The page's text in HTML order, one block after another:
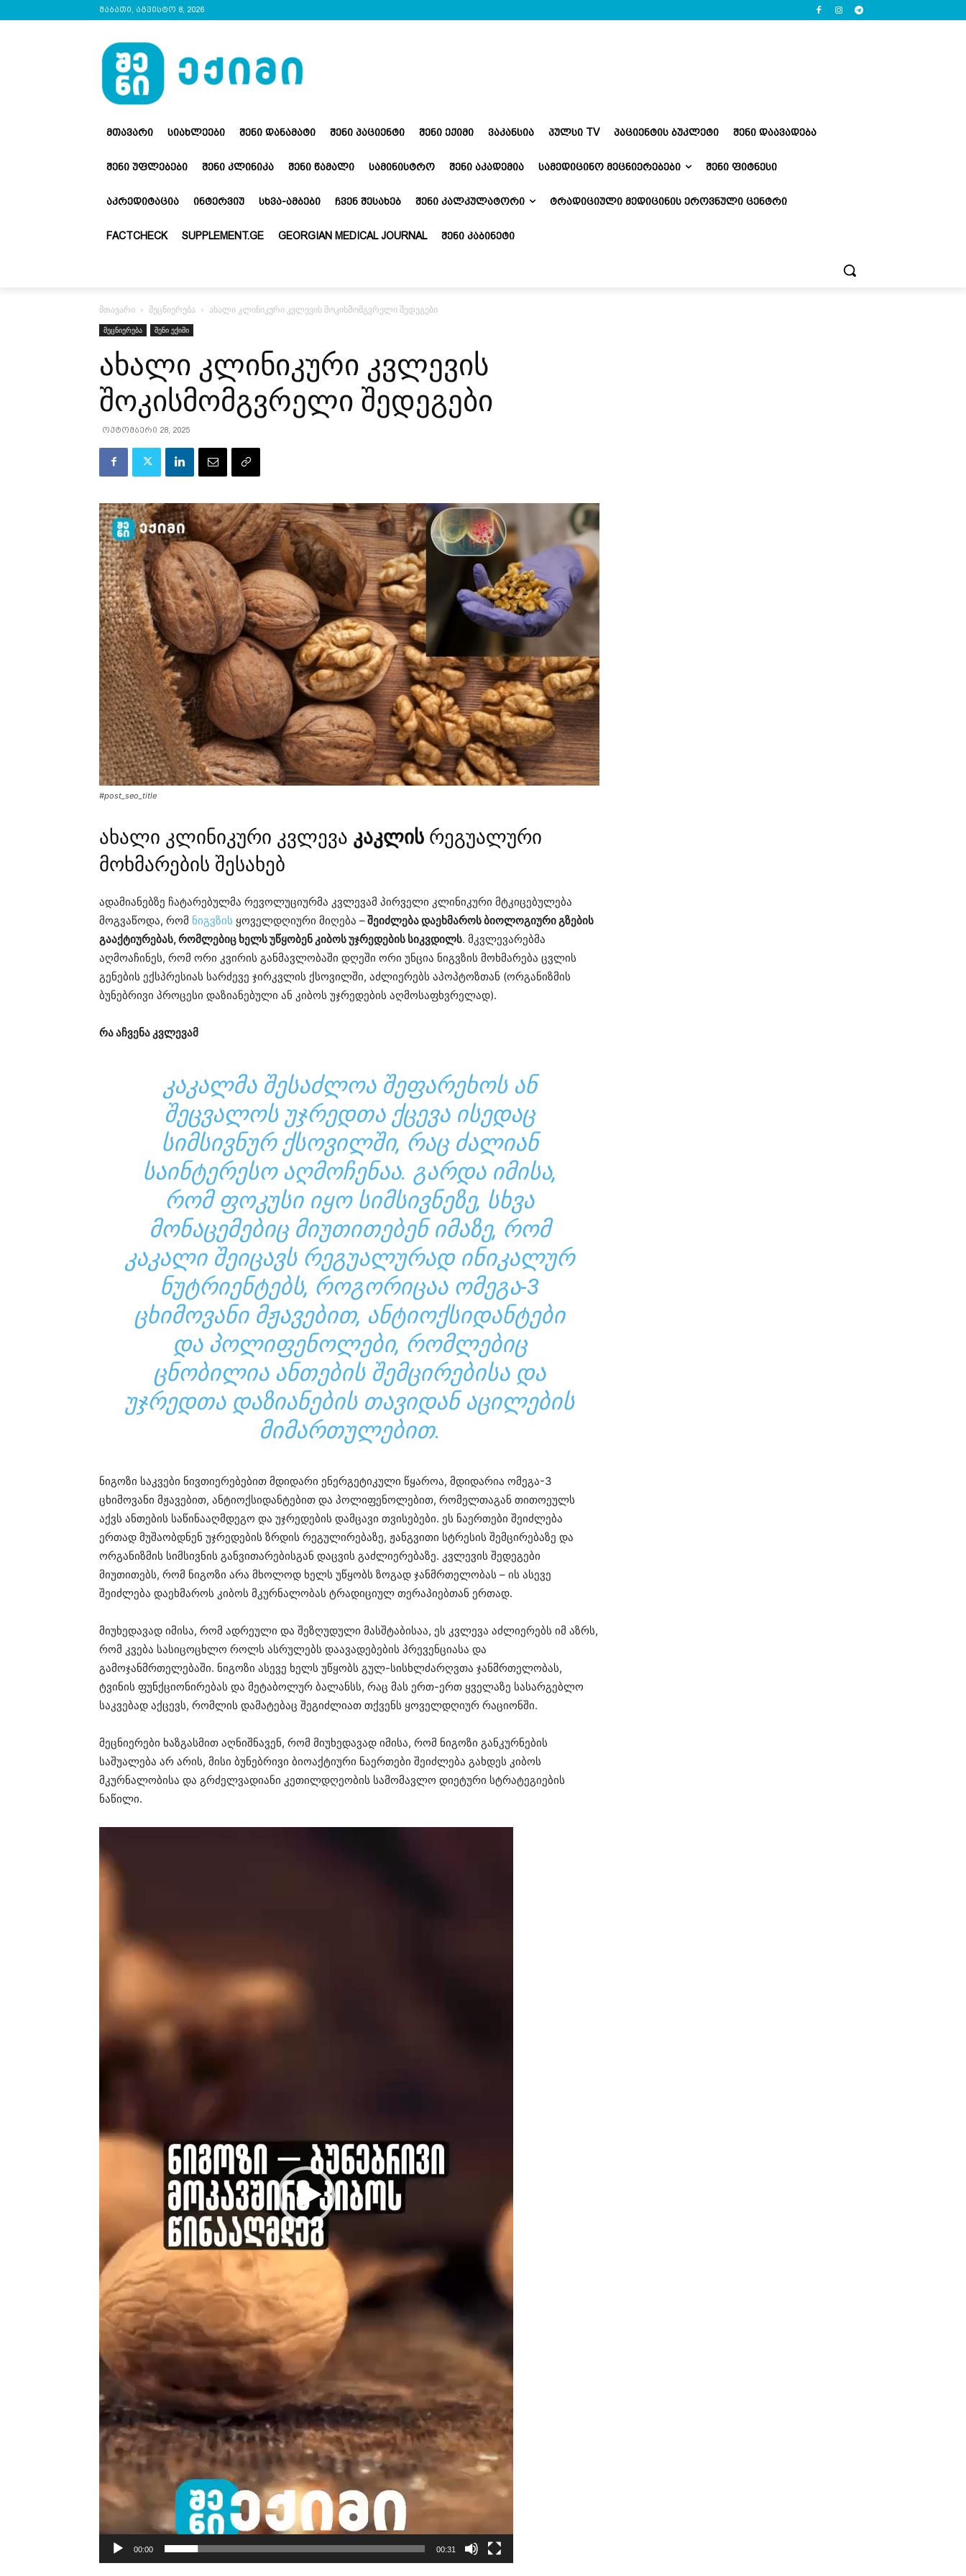
შაბათი, აგვისტო 8, 2026
ᲛᲗᲐᲕᲐᲠᲘ ᲡᲘᲐᲮᲚᲔᲔᲑᲘ ᲨᲔᲜᲘ ᲓᲐᲜᲐᲛᲐᲢᲘ ᲨᲔᲜᲘ ᲞᲐᲪᲘᲔᲜᲢᲘ ᲨᲔᲜᲘ ᲔᲥᲘᲛᲘ ᲕᲐᲙᲐᲜᲡᲘᲐ ᲞᲣᲚᲡᲘ TV ᲞᲐᲪᲘᲔᲜᲢᲘᲡ ᲑᲣᲙᲚᲔᲢᲘ ᲨᲔᲜᲘ ᲓᲐᲐᲕᲐᲓᲔᲑᲐ
ᲨᲔᲜᲘ ᲣᲤᲚᲔᲑᲔᲑᲘ ᲨᲔᲜᲘ ᲙᲚᲘᲜᲘᲙᲐ ᲨᲔᲜᲘ ᲬᲐᲛᲐᲚᲘ ᲡᲐᲛᲘᲜᲘᲡᲢᲠᲝ ᲨᲔᲜᲘ ᲐᲙᲐᲓᲔᲛᲘᲐ ᲡᲐᲛᲔᲓᲘᲪᲘᲜᲝ ᲛᲔᲪᲜᲘᲔᲠᲔᲑᲔᲑᲘ ᲨᲔᲜᲘ ᲤᲘᲢᲜᲔᲡᲘ
ᲐᲙᲠᲔᲓᲘᲢᲐᲪᲘᲐ ᲘᲜᲢᲔᲠᲕᲘᲣ ᲡᲮᲕᲐ-ᲐᲛᲑᲔᲑᲘ ᲩᲕᲔᲜ ᲨᲔᲡᲐᲮᲔᲑ ᲨᲔᲜᲘ ᲙᲐᲚᲙᲣᲚᲐᲢᲝᲠᲘ ᲢᲠᲐᲓᲘᲪᲘᲣᲚᲘ ᲛᲔᲓᲘᲪᲘᲜᲘᲡ ᲔᲠᲝᲕᲜᲣᲚᲘ ᲪᲔᲜᲢᲠᲘ
FACTCHECK SUPPLEMENT.GE GEORGIAN MEDICAL JOURNAL ᲨᲔᲜᲘ ᲙᲐᲑᲘᲜᲔᲢᲘ
მთავარი მეცნიერება ახალი კლინიკური კვლევის შოკისმომგვრელი შედეგები
მეცნიერება შენი ექიმი
ახალი კლინიკური კვლევის
შოკისმომგვრელი შედეგები
ოქტომბერი 28, 2025
#post_seo_title
ახალი კლინიკური კვლევა კაკლის რეგუალური
მოხმარების შესახებ
ადამიანებზე ჩატარებულმა რევოლუციურმა კვლევამ პირველი კლინიკური მტკიცებულება
მოგვაწოდა, რომ ნიგვზის ყოველდღიური მიღება –შეიძლება დაეხმაროს ბიოლოგიური გზების
გააქტიურებას, რომლებიც ხელს უწყობენ კიბოს უჯრედების სიკვდილს. მკვლევარებმა
აღმოაჩინეს, რომ ორი კვირის განმავლობაში დღეში ორი უნცია ნიგვზის მოხმარება ცვლის
გენების ექსპრესიას სარძევე ჯირკვლის ქსოვილში, აძლიერებს აპოპტოზთან (ორგანიზმის
ბუნებრივი პროცესი დაზიანებული ან კიბოს უჯრედების აღმოსაფხვრელად).
რა აჩვენა კვლევამ
ᲙᲐᲙᲐᲚᲛᲐ ᲨᲔᲡᲐᲫᲚᲝᲐ ᲨᲔᲤᲐᲠᲔᲮᲝᲡ ᲐᲜ
ᲨᲔᲪᲕᲐᲚᲝᲡ ᲣᲯᲠᲔᲓᲗᲐ ᲥᲪᲔᲕᲐ ᲘᲡᲔᲓᲐᲪ
ᲡᲘᲛᲡᲘᲕᲜᲣᲠ ᲥᲡᲝᲕᲘᲚᲨᲘ, ᲠᲐᲪ ᲫᲐᲚᲘᲐᲜ
ᲡᲐᲘᲜᲢᲔᲠᲔᲡᲝ ᲐᲦᲛᲝᲩᲔᲜᲐᲐ. ᲒᲐᲠᲓᲐ ᲘᲛᲘᲡᲐ,
ᲠᲝᲛ ᲤᲝᲙᲣᲡᲘ ᲘᲧᲝ ᲡᲘᲛᲡᲘᲕᲜᲔᲖᲔ, ᲡᲮᲕᲐ
ᲛᲝᲜᲐᲪᲔᲛᲔᲑᲘᲪ ᲛᲘᲣᲗᲘᲗᲔᲑᲔᲜ ᲘᲛᲐᲖᲔ, ᲠᲝᲛ
ᲙᲐᲙᲐᲚᲘ ᲨᲔᲘᲪᲐᲕᲡ ᲠᲔᲒᲣᲐᲚᲣᲠᲐᲓ ᲘᲜᲘᲙᲐᲚᲣᲠ
ᲜᲣᲢᲠᲘᲔᲜᲢᲔᲑᲡ, ᲠᲝᲒᲝᲠᲘᲪᲐᲐ ᲝᲛᲔᲒᲐ-3
ᲪᲮᲘᲛᲝᲕᲐᲜᲘ ᲛᲟᲐᲕᲔᲑᲘᲗ, ᲐᲜᲢᲘᲝᲥᲡᲘᲓᲐᲜᲢᲔᲑᲘ
ᲓᲐ ᲞᲝᲚᲘᲤᲔᲜᲝᲚᲔᲑᲘ, ᲠᲝᲛᲚᲔᲑᲘᲪ
ᲪᲜᲝᲑᲘᲚᲘᲐ ᲐᲜᲗᲔᲑᲘᲡ ᲨᲔᲛᲪᲘᲠᲔᲑᲘᲡᲐ ᲓᲐ
ᲣᲯᲠᲔᲓᲗᲐ ᲓᲐᲖᲘᲐᲜᲔᲑᲘᲡ ᲗᲐᲕᲘᲓᲐᲜ ᲐᲪᲘᲚᲔᲑᲘᲡ
ᲛᲘᲛᲐᲠᲗᲣᲚᲔᲑᲘᲗ.
ნიგოზი საკვები ნივთიერებებით მდიდარი ენერგეტიკული წყაროა, მდიდარია ომეგა-3
ცხიმოვანი მჟავებით, ანტიოქსიდანტებით და პოლიფენოლებით, რომელთაგან თითოეულს
აქვს ანთების საწინააღმდეგო და უჯრედების დამცავი თვისებები. ეს ნაერთები შეიძლება
ერთად მუშაობდნენ უჯრედების ზრდის რეგულირებაზე, ჟანგვითი სტრესის შემცირებაზე და
ორგანიზმის სიმსივნის განვითარებისგან დაცვის გაძლიერებაზე. კვლევის შედეგები
მიუთითებს, რომ ნიგოზი არა მხოლოდ ხელს უწყობს ზოგად ჯანმრთელობას – ის ასევე
შეიძლება დაეხმაროს კიბოს მკურნალობას ტრადიციულ თერაპიებთან ერთად.
მიუხედავად იმისა, რომ ადრეული და შეზღუდული მასშტაბისაა, ეს კვლევა აძლიერებს იმ აზრს,
რომ კვება სასიცოცხლო როლს ასრულებს დაავადებების პრევენციასა და
გამოჯანმრთელებაში. ნიგოზი ასევე ხელს უწყობს გულ-სისხლძარღვთა ჯანმრთელობას,
ტვინის ფუნქციონირებას და მეტაბოლურ ბალანსს, რაც მას ერთ-ერთ ყველაზე სასარგებლო
საკვებად აქცევს, რომლის დამატებაც შეგიძლიათ თქვენს ყოველდღიურ რაციონში.
მეცნიერები ხაზგასმით აღნიშნავენ, რომ მიუხედავად იმისა, რომ ნიგოზი განკურნების
საშუალება არ არის, მისი ბუნებრივი ბიოაქტიური ნაერთები შეიძლება გახდეს კიბოს
მკურნალობისა და გრძელვადიანი კეთილდღეობის სამომავლო დიეტური სტრატეგიების
ნაწილი.
დამკვრელი
00:00 00:31